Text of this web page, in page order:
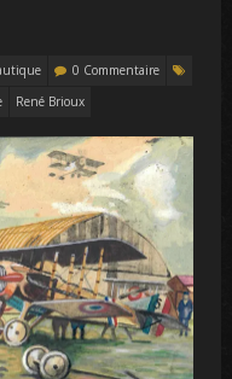
0 Commentaire
René Brioux